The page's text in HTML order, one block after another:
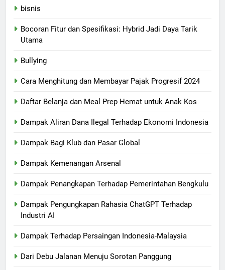
bisnis
Bocoran Fitur dan Spesifikasi: Hybrid Jadi Daya Tarik
Utama
Bullying
Cara Menghitung dan Membayar Pajak Progresif 2024
Daftar Belanja dan Meal Prep Hemat untuk Anak Kos
Dampak Aliran Dana Ilegal Terhadap Ekonomi Indonesia
Dampak Bagi Klub dan Pasar Global
Dampak Kemenangan Arsenal
Dampak Penangkapan Terhadap Pemerintahan Bengkulu
Dampak Pengungkapan Rahasia ChatGPT Terhadap
Industri AI
Dampak Terhadap Persaingan Indonesia-Malaysia
Dari Debu Jalanan Menuju Sorotan Panggung